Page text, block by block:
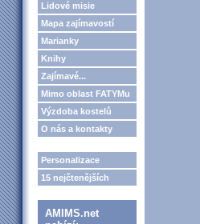
Lidové misie
Mapa zajímavostí
Marianky
Knihy
Zajímavé...
Mimo oblast FATYMu
Výzdoba kostelů
O nás a kontakty
Personalizace
15 nejčtenějších
AMIMS.net